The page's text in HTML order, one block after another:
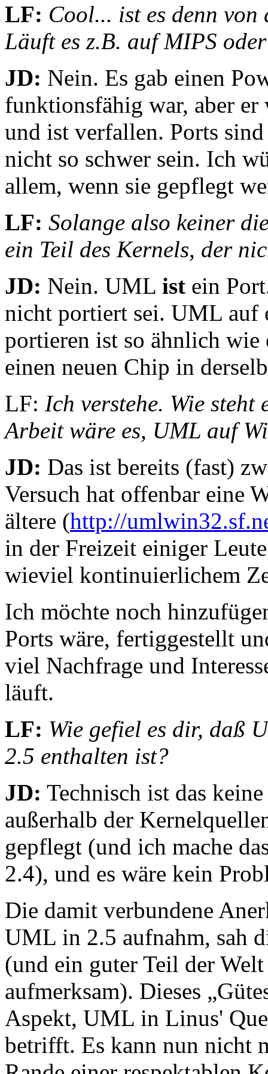
LF: Cool... ist es denn
Läuft es z.B. auf MIPS
JD: Nein. Es gab einen
funktionsfähig war, aber
und ist verfallen. Ports
nicht so schwer sein. Ich
allem, wenn sie gepflegt
LF: Solange also keiner
ein Teil des Kernels, der
JD: Nein. UML ist ein
nicht portiert sei. UML auf
portieren ist so ähnlich
einen neuen Chip in
LF: Ich verstehe. Wie
Arbeit wäre es, UML auf
JD: Das ist bereits (fast)
Versuch hat offenbar eine
ältere (http://
in der Freizeit einiger
wieviel kontinuierlichem
Ich möchte noch
Ports wäre, fertiggestellt
viel Nachfrage und
läuft.
LF: Wie gefiel es dir, daß
2.5 enthalten ist?
JD: Technisch ist das
außerhalb der
gepflegt (und ich mache
2.4), und es wäre kein
Die damit verbundene
UML in 2.5 aufnahm, sah
(und ein guter Teil der
aufmerksam). Dieses
Aspekt, UML in Linus'
betrifft. Es kann nun nicht